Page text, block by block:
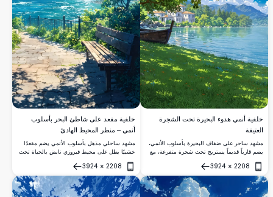
خلفية أنمي هدوء البحيرة تحت الشجرة
العتيقة
مشهد ساحر على ضفاف البحيرة بأسلوب الأنمي،
يضم قارباً قديماً يستريح تحت شجرة متفرعة، مع
فيلات أنيقة وغابات خضراء وجبال شامخة تنعكس
على مياه صافية كالكريستال تحت سماء زرقاء
زاهية.
2208
×
3924
فتح
خلفية مقعد على شاطئ البحر بأسلوب
أنمي – منظر المحيط الهادئ
مشهد ساحلي مذهل بأسلوب الأنمي يضم مقعدًا
خشبيًا يطل على محيط فيروزي نابض بالحياة تحت
سماء زرقاء مشرقة مليئة بالغيوم البيضاء
بالأشجار الخضراء الكثيفة وأشعة الشمس.
2208
×
3924
فتح